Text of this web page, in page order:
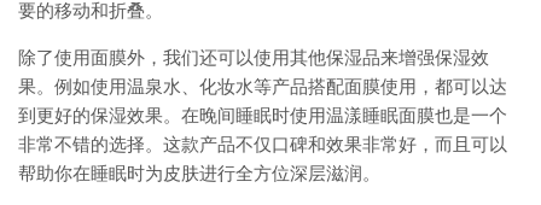
要的移动和折叠。
除了使用面膜外，我们还可以使用其他保湿品来增强保湿效
果。例如使用温泉水、化妆水等产品搭配面膜使用，都可以达
到更好的保湿效果。在晚间睡眠时使用温漾睡眠面膜也是一个
非常不错的选择。这款产品不仅口碑和效果非常好，而且可以
帮助你在睡眠时为皮肤进行全方位深层滋润。